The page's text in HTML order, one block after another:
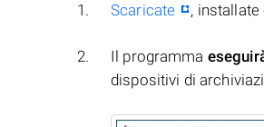
Scaricate ,
Il programma
dispositivi di